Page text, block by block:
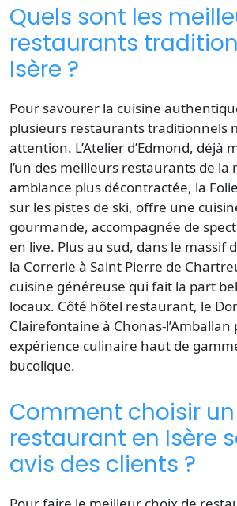
Quels sont les
restaurants
Isère ?
Pour savourer la cuisine
plusieurs restaurants traditionnels
attention. L’Atelier d’Edmond, déjà
l’un des meilleurs restaurants de la
ambiance plus décontractée, la
sur les pistes de ski, offre une
gourmande, accompagnée de
en live. Plus au sud, dans le massif
la Correrie à Saint Pierre de
cuisine généreuse qui fait la part
locaux. Côté hôtel restaurant, le
Clairefontaine à Chonas-l’Amballan
expérience culinaire haut de
bucolique.
Comment choisir un
restaurant en Isère
avis des clients ?